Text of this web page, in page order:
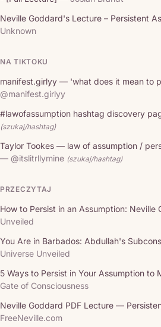
Neville Goddard's Lecture – Persistent
Unknown
NA TIKTOKU
manifest.girlyy — 'what does it mean to
@manifest.girlyy
#lawofassumption hashtag discovery
(szukaj/hashtag)
Taylor Tookes — law of assumption /
— @itslitrllymine (szukaj/hashtag)
PRZECZYTAJ
How to Persist in an Assumption: Neville
Unveiled
You Are in Barbados: Abdullah's
Universe Unveiled
5 Ways to Persist in Your Assumption to
Gate of Consciousness
Neville Goddard PDF Lecture —
FreeNeville.com